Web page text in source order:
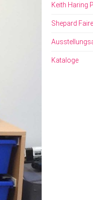
Keith Haring
Shepard
Kataloge